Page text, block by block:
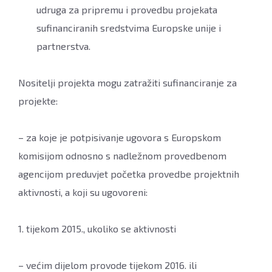
udruga za pripremu i provedbu projekata
sufinanciranih sredstvima Europske unije i
partnerstva.
Nositelji projekta mogu zatražiti sufinanciranje za
projekte:
– za koje je potpisivanje ugovora s Europskom
komisijom odnosno s nadležnom provedbenom
agencijom preduvjet početka provedbe projektnih
aktivnosti, a koji su ugovoreni:
1. tijekom 2015., ukoliko se aktivnosti
– većim dijelom provode tijekom 2016. ili